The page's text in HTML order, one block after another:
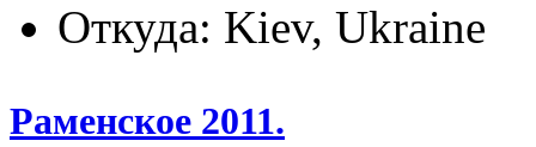
Откуда: Kiev, Ukraine
Раменское 2011.